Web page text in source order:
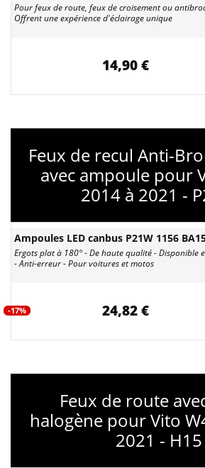
Pour feux de route, feux de croisement ou
Offrent une expérience d'éclairage unique
14,90 €
Feux de recul Anti-
avec ampoule pour
2014 à 2021 -
Ampoules LED canbus P21W 1156
Ergots plat à 180° - De haute qualité - Disponible
- Anti-erreur - Pour voitures et motos
-17% 24,82 €
Feux de route
halogène pour Vito
2021 - H15